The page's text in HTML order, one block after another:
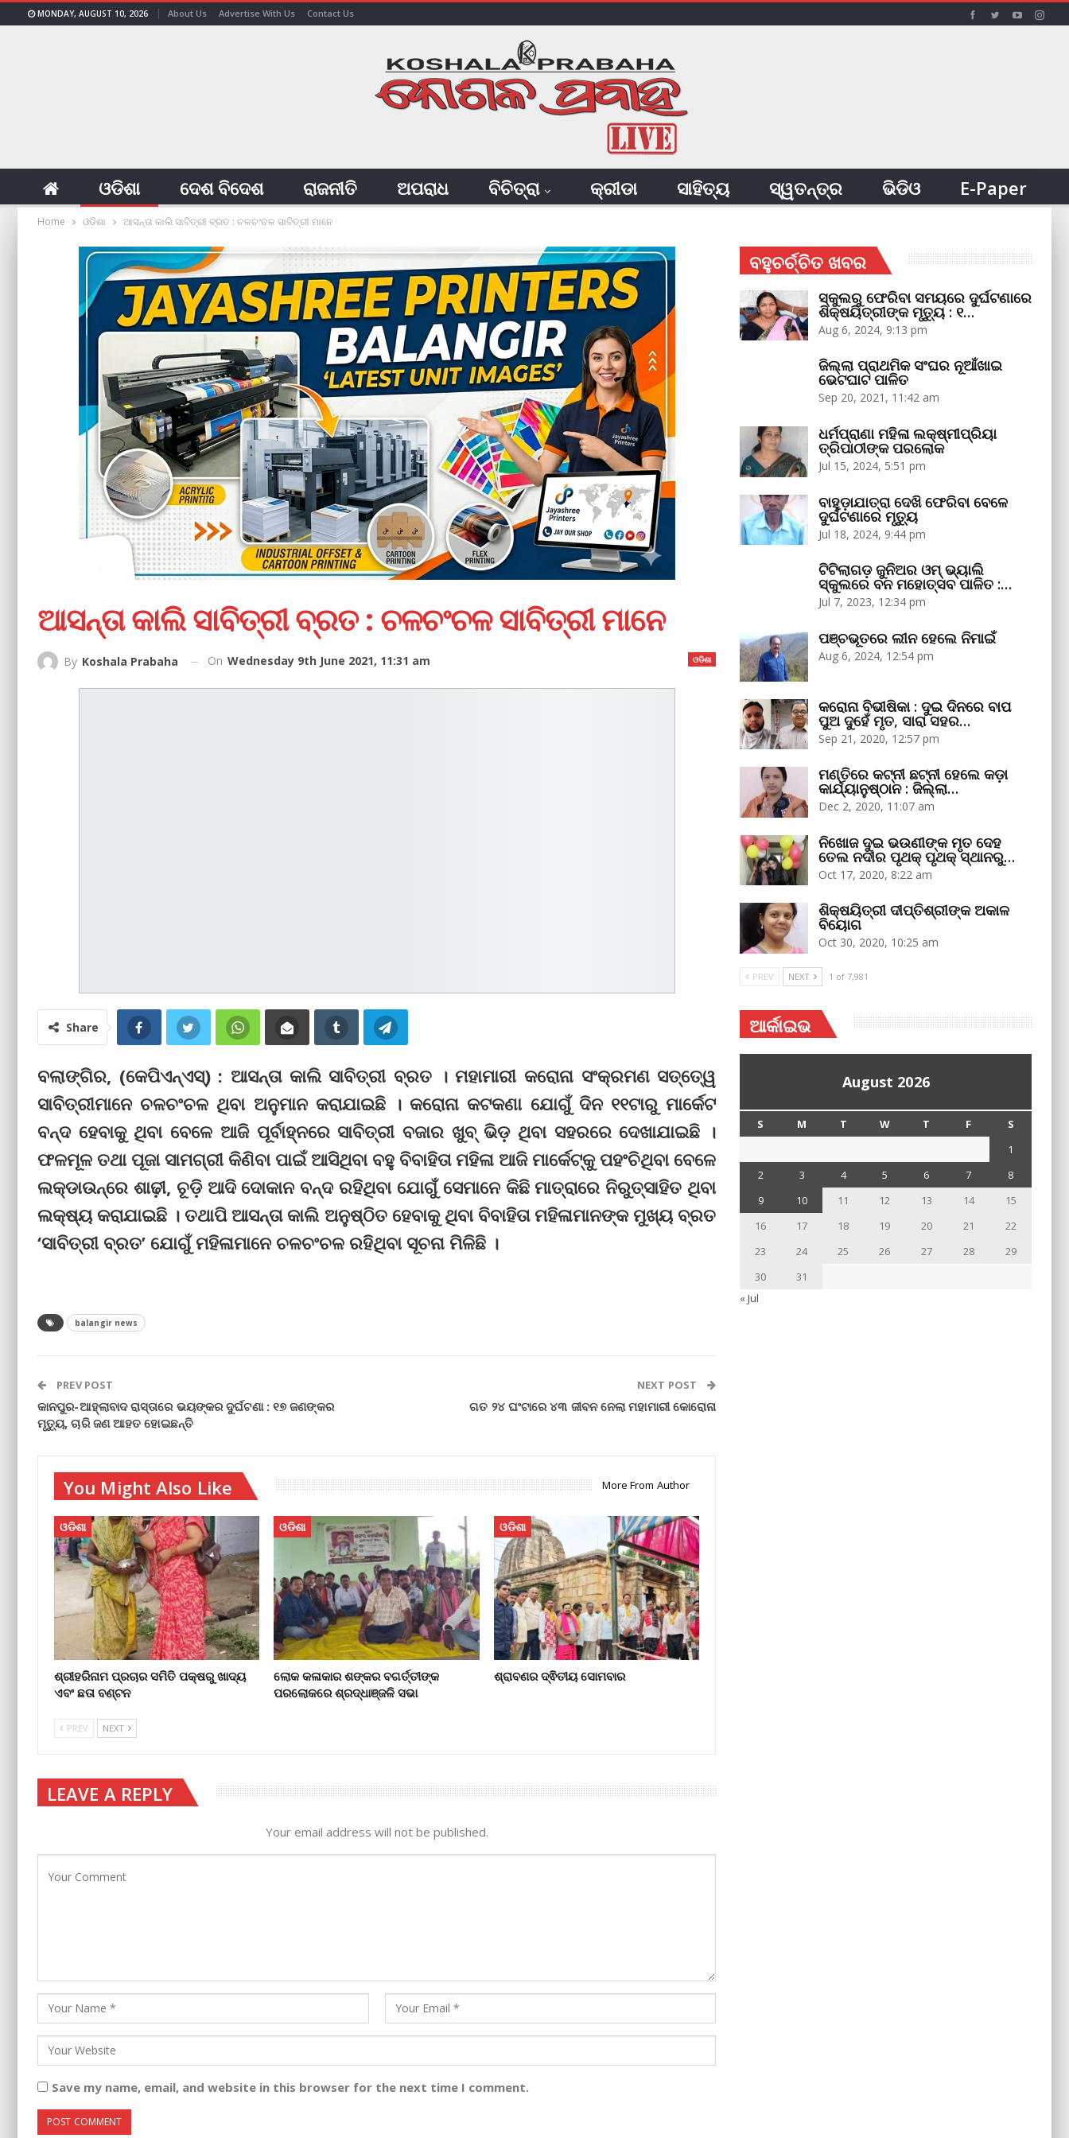
MONDAY, AUGUST 10, 2026 About Us Advertise With Us Contact Us
ଓଡିଶା ଦେଶ ବିଦେଶ ରାଜନୀତି ଅପରାଧ ବିଚିତ୍ରା କ୍ରୀଡା ସାହିତ୍ୟ ସ୍ୱତନ୍ତ୍ର ଭିଡିଓ E-Paper
Home ଓଡିଶା ଆସନ୍ତା କାଲି ସାବିତ୍ରୀ ବ୍ରତ : ଚଳଚଂଚଳ ସାବିତ୍ରୀ ମାନେ
ଆସନ୍ତା କାଲି ସାବିତ୍ରୀ ବ୍ରତ : ଚଳଚଂଚଳ ସାବିତ୍ରୀ ମାନେ
ଓଡିଶା
By Koshala Prabaha On Wednesday 9th June 2021, 11:31 am
Share
ବଲାଙ୍ଗିର, (କେପିଏନ୍‌ଏସ୍‌) : ଆସନ୍ତା କାଲି ସାବିତ୍ରୀ ବ୍ରତ । ମହାମାରୀ କରୋନା ସଂକ୍ରମଣ ସତ୍ତେ୍ୱ
ସାବିତ୍ରୀମାନେ ଚଳଚଂଚଳ ଥିବା ଅନୁମାନ କରାଯାଇଛି । କରୋନା କଟକଣା ଯୋଗୁଁ ଦିନ ୧୧ଟାରୁ ମାର୍କେଟ
ବନ୍ଦ ହେବାକୁ ଥିବା ବେଳେ ଆଜି ପୂର୍ବାହ୍ନରେ ସାବିତ୍ରୀ ବଜାର ଖୁବ୍‌ ଭିଡ଼ ଥିବା ସହରରେ ଦେଖାଯାଇଛି ।
ଫଳମୂଳ ତଥା ପୂଜା ସାମଗ୍ରୀ କିଣିବା ପାଇଁ ଆସିଥିବା ବହୁ ବିବାହିତା ମହିଳା ଆଜି ମାର୍କେଟ୍‌କୁ ପହଂଚିଥିବା ବେଳେ
ଲକ୍‌ଡାଉନ୍‌ରେ ଶାଢ଼ୀ, ଚୂଡ଼ି ଆଦି ଦୋକାନ ବନ୍ଦ ରହିଥିବା ଯୋଗୁଁ ସେମାନେ କିଛି ମାତ୍ରାରେ ନିରୁତ୍ସାହିତ ଥିବା
ଲକ୍ଷ୍ୟ କରାଯାଇଛି । ତଥାପି ଆସନ୍ତା କାଲି ଅନୁଷ୍ଠିତ ହେବାକୁ ଥିବା ବିବାହିତା ମହିଳାମାନଙ୍କ ମୁଖ୍ୟ ବ୍ରତ
‘ସାବିତ୍ରୀ ବ୍ରତ’ ଯୋଗୁଁ ମହିଳାମାନେ ଚଳଚଂଚଳ ରହିଥିବା ସୂଚନା ମିଳିଛି ।
balangir news
PREV POST
କାନପୁର-ଆହ୍ଲାବାଦ ରାସ୍ତାରେ ଭୟଙ୍କର ଦୁର୍ଘଟଣା : ୧୭ ଜଣଙ୍କର
ମୃତ୍ୟୁ, ଚାରି ଜଣ ଆହତ ହୋଇଛନ୍ତି
NEXT POST
ଗତ ୨୪ ଘଂଟାରେ ୪୩ ଜୀବନ ନେଲା ମହାମାରୀ କୋରୋନା
You Might Also Like More From Author
ଓଡିଶା
ଶ୍ରୀହରିନାମ ପ୍ରଚାର ସମିତି ପକ୍ଷରୁ ଖାଦ୍ୟ
ଏବଂ ଛତା ବଣ୍ଟନ
ଓଡିଶା
ଲୋକ କଳାକାର ଶଙ୍କର ବଗର୍ତ୍ତୀଙ୍କ
ପରଲୋକରେ ଶ୍ରଦ୍ଧାଞ୍ଜଳି ସଭା
ଓଡିଶା
ଶ୍ରାବଣର ଦ୍ଵିତୀୟ ସୋମବାର
PREV NEXT
LEAVE A REPLY
Your email address will not be published.
Save my name, email, and website in this browser for the next time I comment.
ବହୁଚର୍ଚ୍ଚିତ ଖବର
ସ୍କୁଲରୁ ଫେରିବା ସମୟରେ ଦୁର୍ଘଟଣାରେ
ଶିକ୍ଷୟିତ୍ରୀଙ୍କ ମୃତ୍ୟୁ : ୧…
Aug 6, 2024, 9:13 pm
ଜିଲ୍ଲା ପ୍ରାଥମିକ ସଂଘର ନୂଆଁଖାଇ
ଭେଟଘାଟ ପାଳିତ
Sep 20, 2021, 11:42 am
ଧର୍ମପ୍ରାଣା ମହିଳା ଲକ୍ଷ୍ମୀପ୍ରିୟା
ତ୍ରିପାଠୀଙ୍କ ପରଲୋକ
Jul 15, 2024, 5:51 pm
ବାହୁଡ଼ାଯାତ୍ରା ଦେଖି ଫେରିବା ବେଳେ
ଦୁର୍ଘଟଣାରେ ମୃତ୍ୟୁ
Jul 18, 2024, 9:44 pm
ଟିଟିଲାଗଡ଼ ଜୁନିଅର ଓମ୍‌ ଭ୍ୟାଲି
ସ୍କୁଲରେ ବନ ମହୋତ୍ସବ ପାଳିତ :…
Jul 7, 2023, 12:34 pm
ପଞ୍ଚଭୂତରେ ଲୀନ ହେଲେ ନିମାଇଁ
Aug 6, 2024, 12:54 pm
କରୋନା ବିଭୀଷିକା : ଦୁଇ ଦିନରେ ବାପ
ପୁଅ ଦୁହେଁ ମୃତ, ସାରା ସହର…
Sep 21, 2020, 12:57 pm
ମଣ୍ତିରେ କଟ୍‌ନୀ ଛଟ୍‌ନୀ ହେଲେ କଡ଼ା
କାର୍ଯ୍ୟାନୁଷ୍ଠାନ : ଜିଲ୍ଲା…
Dec 2, 2020, 11:07 am
ନିଖୋଜ ଦୁଇ ଭଉଣୀଙ୍କ ମୃତ ଦେହ
ତେଲ ନଦୀର ପୃଥକ୍‌ ପୃଥକ୍‌ ସ୍ଥାନରୁ…
Oct 17, 2020, 8:22 am
ଶିକ୍ଷୟିତ୍ରୀ ଦୀପ୍ତିଶ୍ରୀଙ୍କ ଅକାଳ
ବିୟୋଗ
Oct 30, 2020, 10:25 am
PREV NEXT 1 of 7,981
ଆର୍କାଇଭ
August 2026
S M T W T F
S
1
2
3 4 5 6 7
8
9
10 11 12 13 14
15
16
17 18 19 20 21
22
23
24 25 26 27 28
29
30
31
« Jul